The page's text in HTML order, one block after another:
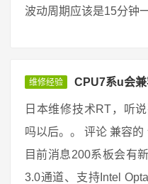
波动周期应该是15分钟
维修经验 CPU7系u会兼
日本维修技术RT，听
吗以后。。 评论 兼容的
目前消息200系板会有
3.0通道、支持Intel